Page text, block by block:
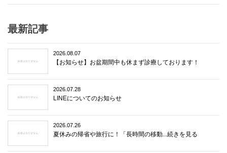
最新記事
2026.08.07
【お知らせ】お盆期間中も休まず診療しております！
2026.07.28
LINEについてのお知らせ
2026.07.26
夏休みの帰省や旅行に！「長時間の移動...続きを見る